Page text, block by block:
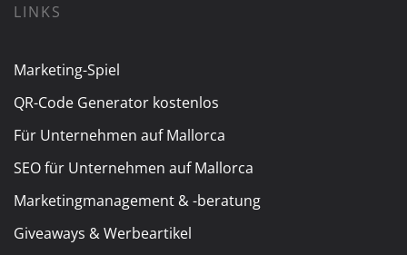
LINKS
Marketing-Spiel
QR-Code Generator kostenlos
Für Unternehmen auf Mallorca
SEO für Unternehmen auf Mallorca
Marketingmanagement & -beratung
Giveaways & Werbeartikel